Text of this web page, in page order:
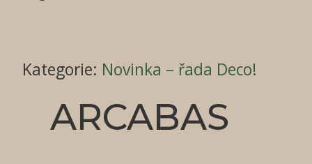
Kategorie: Novinka – řada Deco!
ARCABAS